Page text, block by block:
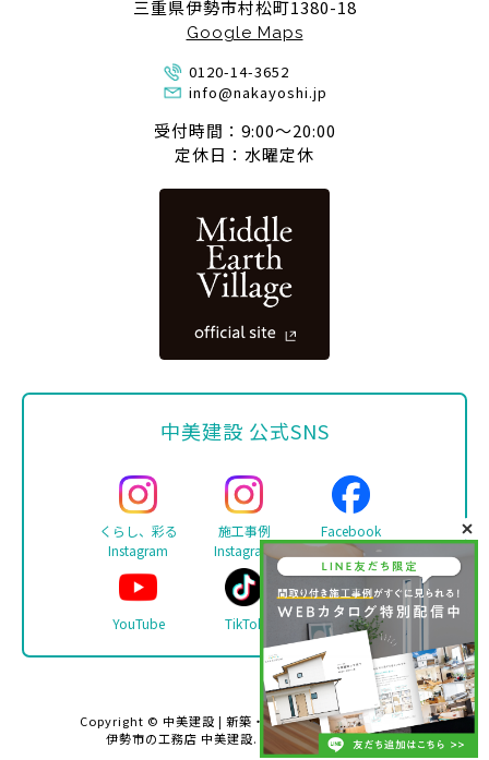
三重県伊勢市村松町1380-18
Google Maps
0120-14-3652
info@nakayoshi.jp
受付時間：9:00〜20:00
定休日：水曜定休
中美建設 公式SNS
くらし、彩る
Instagram
施工事例
Instagram
Facebook
YouTube TikTok LINE
Copyright © 中美建設 | 新築・リフォーム・注文住宅は
伊勢市の工務店 中美建設. All rights reserved.